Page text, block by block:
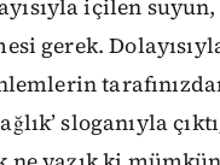
içilen
gerek.
sloganıyla